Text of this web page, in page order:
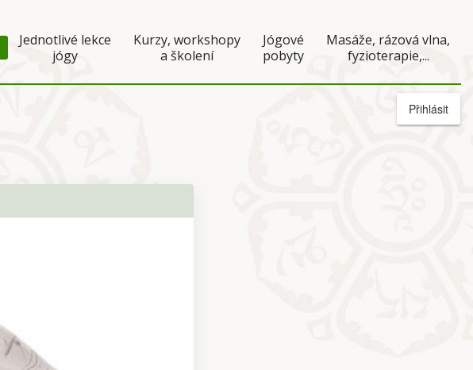
Jednotlivé lekce
jógy
Kurzy, workshopy
a školení
Jógové
pobyty
Masáže, rázová vlna,
fyzioterapie,...
Přihlásit